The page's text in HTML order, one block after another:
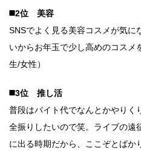
◼️2位 美容
SNSでよく見る美容コスメが気に
いからお年玉で少し高めのコスメ
生/女性）
◼️3位 推し活
普段はバイト代でなんとかやりく
全振りしたいので笑。ライブの遠
に出る時期だから、ここぞとば